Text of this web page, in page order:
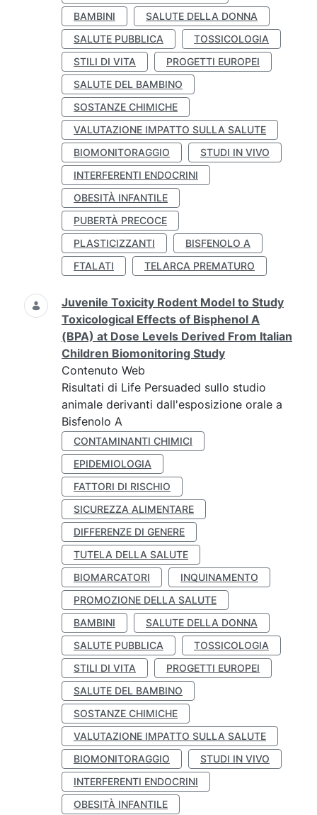
BAMBINI
SALUTE DELLA DONNA
SALUTE PUBBLICA
TOSSICOLOGIA
STILI DI VITA
PROGETTI EUROPEI
SALUTE DEL BAMBINO
SOSTANZE CHIMICHE
VALUTAZIONE IMPATTO SULLA SALUTE
BIOMONITORAGGIO
STUDI IN VIVO
INTERFERENTI ENDOCRINI
OBESITÀ INFANTILE
PUBERTÀ PRECOCE
PLASTICIZZANTI
BISFENOLO A
FTALATI
TELARCA PREMATURO
Juvenile Toxicity Rodent Model to Study
Toxicological Effects of Bisphenol A
(BPA) at Dose Levels Derived From Italian
Children Biomonitoring Study
Contenuto Web
Risultati di Life Persuaded sullo studio
animale derivanti dall'esposizione orale a
Bisfenolo A
CONTAMINANTI CHIMICI
EPIDEMIOLOGIA
FATTORI DI RISCHIO
SICUREZZA ALIMENTARE
DIFFERENZE DI GENERE
TUTELA DELLA SALUTE
BIOMARCATORI
INQUINAMENTO
PROMOZIONE DELLA SALUTE
BAMBINI
SALUTE DELLA DONNA
SALUTE PUBBLICA
TOSSICOLOGIA
STILI DI VITA
PROGETTI EUROPEI
SALUTE DEL BAMBINO
SOSTANZE CHIMICHE
VALUTAZIONE IMPATTO SULLA SALUTE
BIOMONITORAGGIO
STUDI IN VIVO
INTERFERENTI ENDOCRINI
OBESITÀ INFANTILE